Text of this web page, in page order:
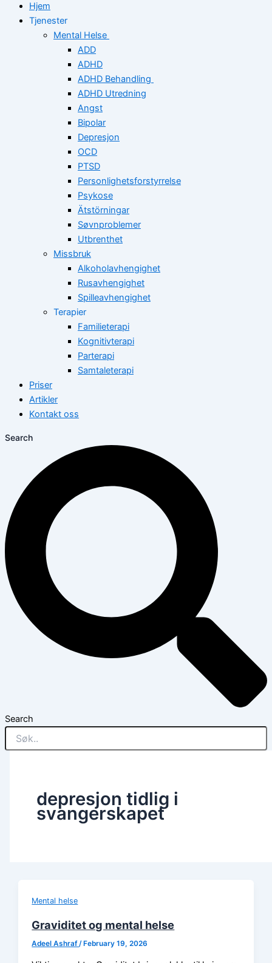
Hjem
Tjenester
Mental Helse
ADD
ADHD
ADHD Behandling
ADHD Utredning
Angst
Bipolar
Depresjon
OCD
PTSD
Personlighetsforstyrrelse
Psykose
Ätstörningar
Søvnproblemer
Utbrenthet
Missbruk
Alkoholavhengighet
Rusavhengighet
Spilleavhengighet
Terapier
Familieterapi
Kognitivterapi
Parterapi
Samtaleterapi
Priser
Artikler
Kontakt oss
Search
Search
depresjon tidlig i
svangerskapet
Mental helse
Graviditet og mental helse
Adeel Ashraf /February 19, 2026